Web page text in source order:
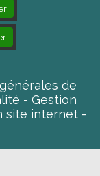
de
Gestion
site internet